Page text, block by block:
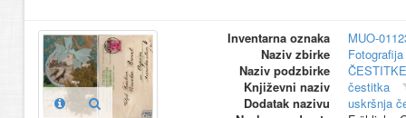
Inventarna oznaka
MUO-
Naziv zbirke
Naziv podzbirke
ČESTITKE
Književni naziv
čestitka
Dodatak nazivu
uskršnja